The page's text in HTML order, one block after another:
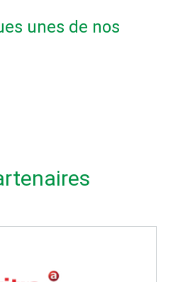
unes de nos